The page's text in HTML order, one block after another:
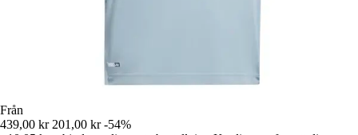
Från
439,00 kr 201,00 kr -54%